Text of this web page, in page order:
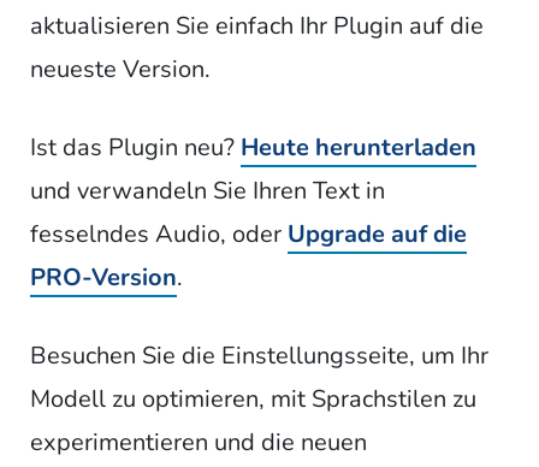
aktualisieren Sie einfach Ihr Plugin auf die
neueste Version.
Ist das Plugin neu? Heute herunterladen
und verwandeln Sie Ihren Text in
fesselndes Audio, oder Upgrade auf die
PRO-Version.
Besuchen Sie die Einstellungsseite, um Ihr
Modell zu optimieren, mit Sprachstilen zu
experimentieren und die neuen